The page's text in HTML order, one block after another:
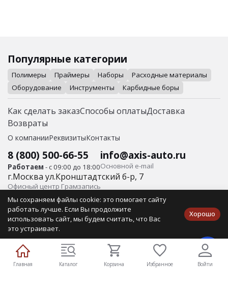
Главная Каталог Корзина Избранное Войти
Популярные категории
Полимеры Праймеры Наборы
Расходные материалы
Оборудование
Инструменты Карбидные боры
Как сделать заказСпособы оплатыДоставка
Возвраты
О компанииРеквизитыКонтакты
8 (800) 500-66-55
Работаем - с 09:00 до 18:00
info@axis-auto.ru
Основной е-mail
г.Москва ул.Кронштадтский б-р, 7
Офисный центр Грамзапись
© Axis-Auto Все права защищены.
ИП Айбабин О.В. ИНН 410105662016 Юр/адрес: 683031, г.
Петропавловск-Камчатский, ул. Ломоносова, д.4, кв. 33
Публичная офертаПолитика конфиденциальности
Мы сохраняем файлы cookie: это помогает сайту
работать лучше. Если Вы продолжите
использовать сайт, мы будем считать, что Вас
это устраивает.
Хорошо